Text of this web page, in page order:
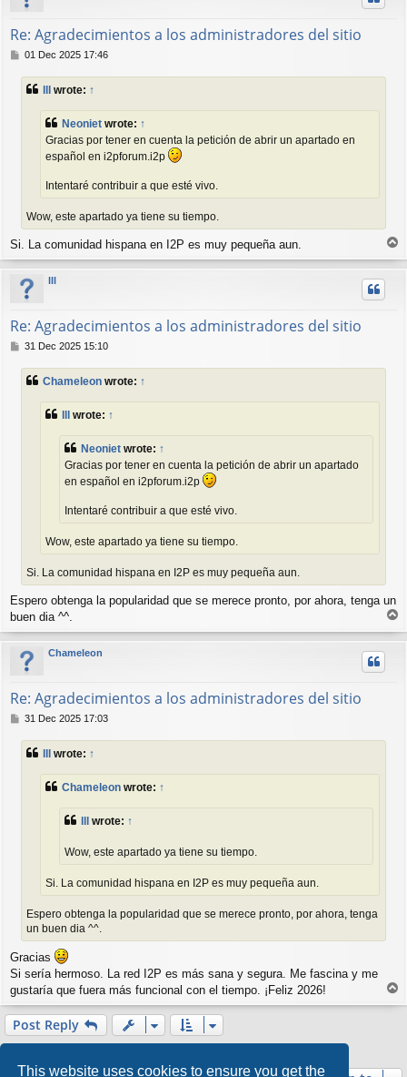
This website uses cookies to ensure you get the
Re: Agradecimientos a los administradores del sitio
P
s
01 Dec 2025 17:46
wrote: ↑
Neoniet wrote: ↑
Gracias por tener en cuenta la petición de abrir un apartado en
español en i2pforum.i2p
Intentaré contribuir a que esté vivo.
Wow, este apartado ya tiene su tiempo.
Si. La comunidad hispana en I2P es muy pequeña aun.
o
p
lll
Re: Agradecimientos a los administradores del sitio
P
s
31 Dec 2025 15:10
Chameleon wrote: ↑
wrote: ↑
Neoniet wrote: ↑
Gracias por tener en cuenta la petición de abrir un apartado
en español en i2pforum.i2p
Intentaré contribuir a que esté vivo.
Wow, este apartado ya tiene su tiempo.
Si. La comunidad hispana en I2P es muy pequeña aun.
Espero obtenga la popularidad que se merece pronto, por ahora, tenga un
buen dia ^^.
o
p
Chameleon
Re: Agradecimientos a los administradores del sitio
P
s
31 Dec 2025 17:03
wrote: ↑
Chameleon wrote: ↑
wrote: ↑
Wow, este apartado ya tiene su tiempo.
Si. La comunidad hispana en I2P es muy pequeña aun.
Espero obtenga la popularidad que se merece pronto, por ahora, tenga
un buen dia ^^.
Gracias
Si sería hermoso. La red I2P es más sana y segura. Me fascina y me
gustaría que fuera más funcional con el tiempo. ¡Feliz 2026!
o
Post Reply
8 posts • Page1of1